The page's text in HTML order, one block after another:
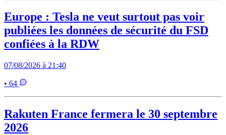
Europe : Tesla ne veut surtout pas voir
publiées les données de sécurité du FSD
confiées à la RDW
07/08/2026 à 21:40
• 64
Rakuten France fermera le 30 septembre
2026